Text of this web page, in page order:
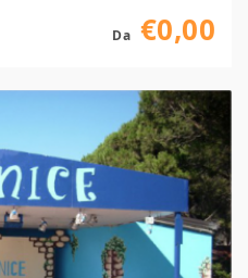
Da €0,00